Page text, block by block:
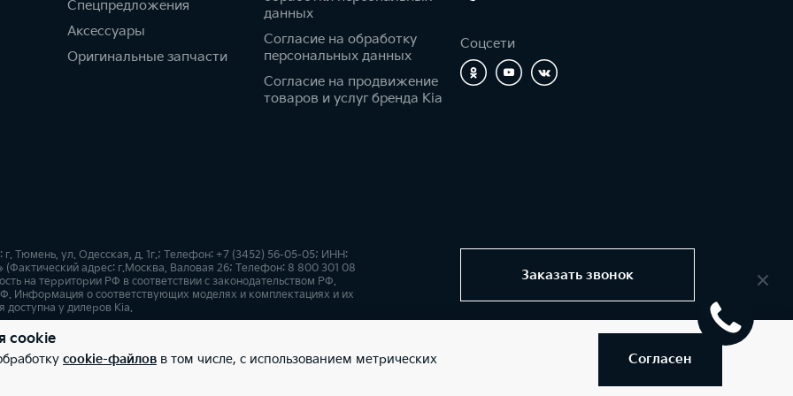
Спецпредложения
Аксессуары
Оригинальные запчасти
данных
Согласие на обработку
персональных данных
Согласие на продвижение
товаров и услуг бренда Kia
Соцсети
Заказать звонок
Тюмень, ул. Одесская, д. 1г.; Телефон: +7 (3452) 56-05-05; ИНН:
адрес: г.Москва, Валовая 26; Телефон: 8 800 301 08
на территории РФ в соответствии с законодательством РФ.
Информация о соответствующих моделях и комплектациях и их
у дилеров Kia.
Карта сайта
cookie
cookie-файлов в том числе, с использованием метрических
Согласен